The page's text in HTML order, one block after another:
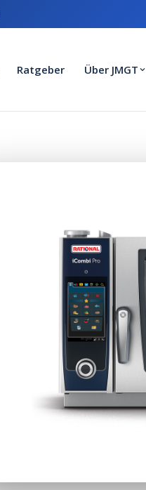
Ratgeber Über JMGT